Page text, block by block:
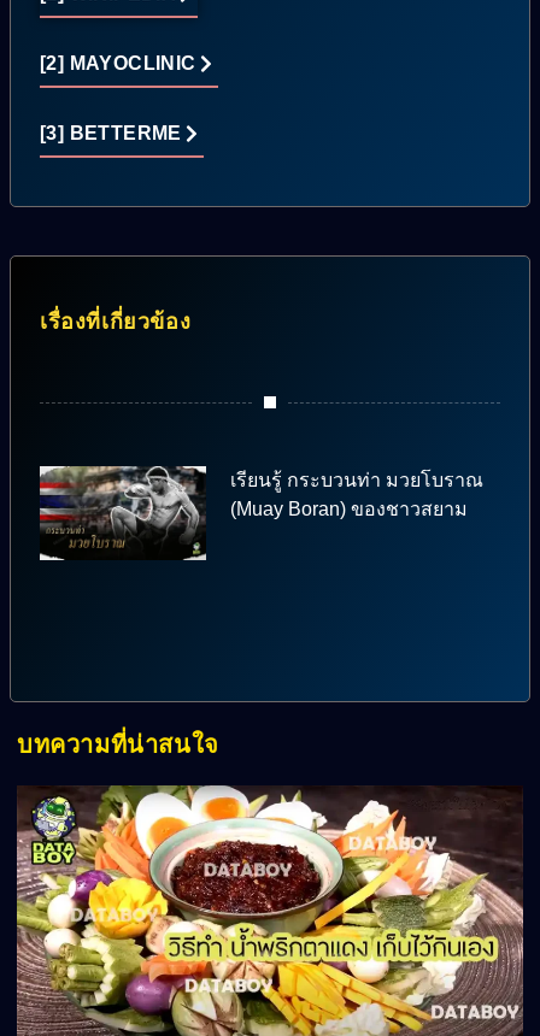
[2] MAYOCLINIC
[3] BETTERME
เรื่องที่เกี่ยวข้อง
เรียนรู้ กระบวนท่า มวยโบราณ
(Muay Boran) ของชาวสยาม
บทความที่น่าสนใจ